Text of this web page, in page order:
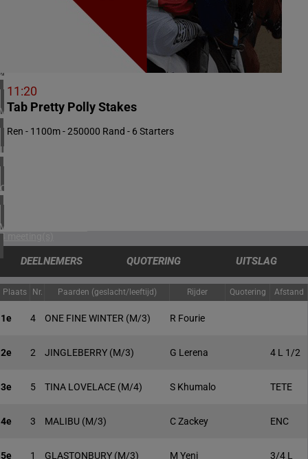
ZUID-AFRIKA
1 meeting(s)
VERENIGD KONINKRIJK
6 meeting(s)
IERLAND
1 meeting(s)
CHILI
1 meeting(s)
VERENIGDE STATEN
4 meeting(s)
11:20
Tab Pretty Polly Stakes
Ren - 1100m - 250000 Rand - 6 Starters
DEELNEMERS QUOTERING UITSLAG
Plaats Nr. Paarden (geslacht/leeftijd) Rijder Quotering Afstand
1e 4 ONE FINE WINTER (M/3) R Fourie
2e 2 JINGLEBERRY (M/3) G Lerena 4 L 1/2
3e 5 TINA LOVELACE (M/4) S Khumalo TETE
4e 3 MALIBU (M/3) C Zackey ENC
5e 1 GLASTONBURY (M/3) M Yeni 3/4 L